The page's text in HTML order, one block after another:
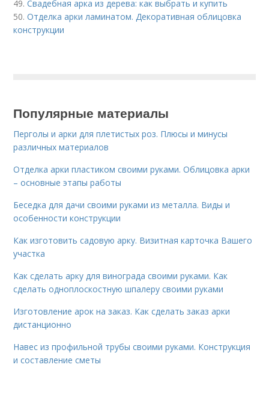
49.Свадебная арка из дерева: как выбрать и купить
50.Отделка арки ламинатом. Декоративная облицовка
конструкции
Популярные материалы
Перголы и арки для плетистых роз. Плюсы и минусы
различных материалов
Отделка арки пластиком своими руками. Облицовка арки
– основные этапы работы
Беседка для дачи своими руками из металла. Виды и
особенности конструкции
Как изготовить садовую арку. Визитная карточка Вашего
участка
Как сделать арку для винограда своими руками. Как
сделать одноплоскостную шпалеру своими руками
Изготовление арок на заказ. Как сделать заказ арки
дистанционно
Навес из профильной трубы своими руками. Конструкция
и составление сметы